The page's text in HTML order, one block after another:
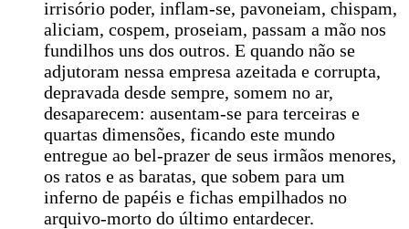
irrisório poder, inflam-se, pavoneiam, chispam,
aliciam, cospem, proseiam, passam a mão nos
fundilhos uns dos outros. E quando não se
adjutoram nessa empresa azeitada e corrupta,
depravada desde sempre, somem no ar,
desaparecem: ausentam-se para terceiras e
quartas dimensões, ficando este mundo
entregue ao bel-prazer de seus irmãos menores,
os ratos e as baratas, que sobem para um
inferno de papéis e fichas empilhados no
arquivo-morto do último entardecer.